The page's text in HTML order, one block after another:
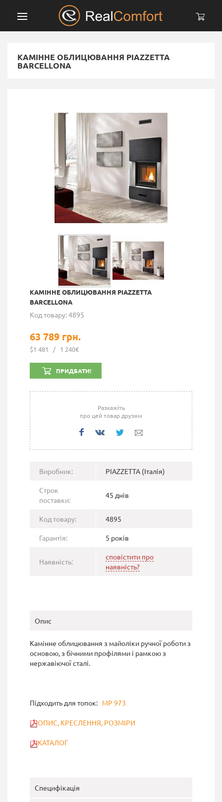
КАМIННE ОБЛИЦЮВАННЯ PIAZZETTA
BARCELLONA
КАМIННE ОБЛИЦЮВАННЯ PIAZZETTA
BARCELLONA
Код товару: 4895
63 789 грн.
$1 481 / 1 240€
ПРИДБАТИ!
Разкажіть
про цей товар друзям
Виробник: PIAZZETTA (Італія)
Строк
поставки:
45 днів
Код товару: 4895
Гарантія: 5 років
Наявність:
сповістити про
наявність?
Опис
Каміннe облицювання з майоліки ручної роботи з
основою, з бічними профілями і рамкою з
нержавіючої сталі.
Підходить для топок: MP 973
ОПИС, КРЕСЛЕННЯ, РОЗМІРИ
КАТАЛОГ
Специфікація